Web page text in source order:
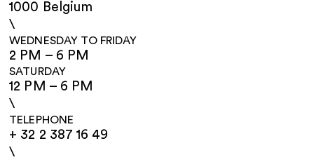
1000 Belgium
\
WEDNESDAY TO FRIDAY
2 PM – 6 PM
SATURDAY
12 PM – 6 PM
\
TELEPHONE
+ 32 2 387 16 49
\